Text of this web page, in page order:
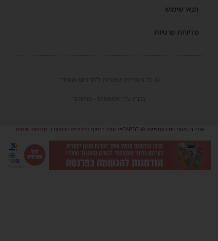
תנאי שימוש
מדיניות פרטיות
© כל הזכויות שמורות ל'חרדים אשדוד'
נבנה ע"י 'אמפסיס - פרסום'
אתר זה מאובטח באמצעות reCAPTCHA וגוגל בכפוף למדיניות פרטיותו-מדיניות שימוש.